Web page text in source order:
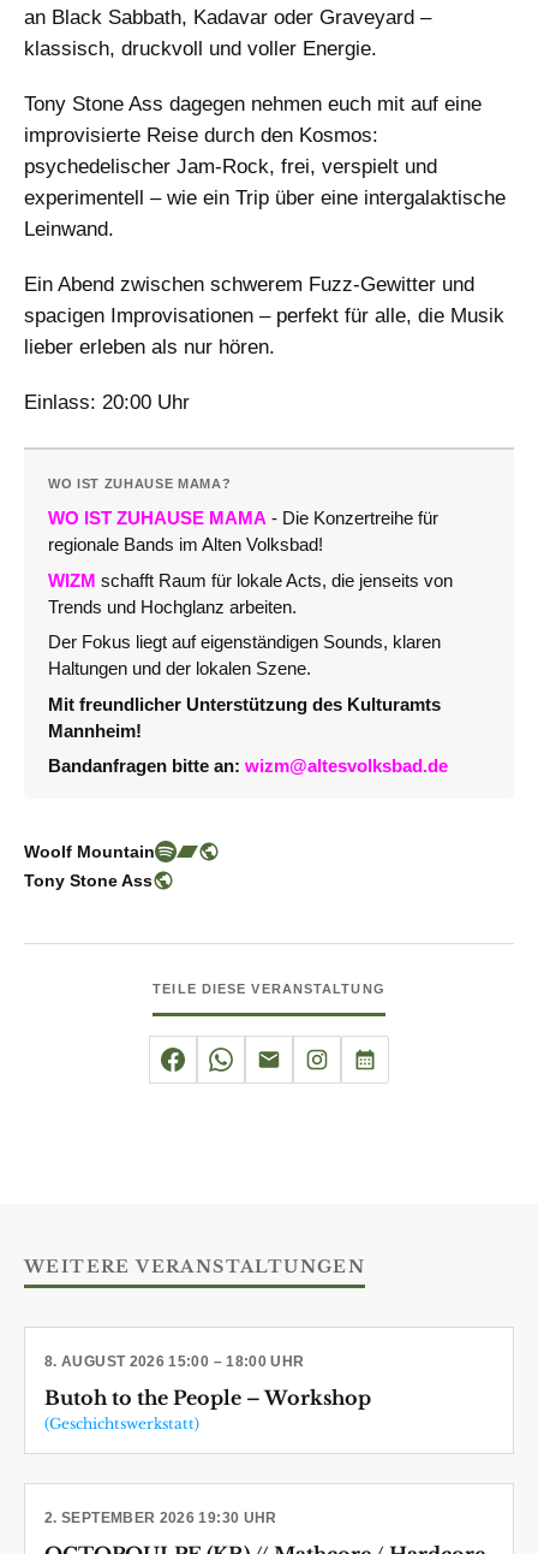
an Black Sabbath, Kadavar oder Graveyard –
klassisch, druckvoll und voller Energie.
Tony Stone Ass dagegen nehmen euch mit auf eine
improvisierte Reise durch den Kosmos:
psychedelischer Jam‑Rock, frei, verspielt und
experimentell – wie ein Trip über eine intergalaktische
Leinwand.
Ein Abend zwischen schwerem Fuzz‑Gewitter und
spacigen Improvisationen – perfekt für alle, die Musik
lieber erleben als nur hören.
Einlass: 20:00 Uhr
WO IST ZUHAUSE MAMA?
WO IST ZUHAUSE MAMA - Die Konzertreihe für
regionale Bands im Alten Volksbad!
WIZM schafft Raum für lokale Acts, die jenseits von
Trends und Hochglanz arbeiten.
Der Fokus liegt auf eigenständigen Sounds, klaren
Haltungen und der lokalen Szene.
Mit freundlicher Unterstützung des Kulturamts
Mannheim!
Bandanfragen bitte an: wizm@altesvolksbad.de
Woolf Mountain
Tony Stone Ass
TEILE DIESE VERANSTALTUNG
WEITERE VERANSTALTUNGEN
8. AUGUST 2026 15:00 – 18:00 UHR
Butoh to the People – Workshop
(Geschichtswerkstatt)
2. SEPTEMBER 2026 19:30 UHR